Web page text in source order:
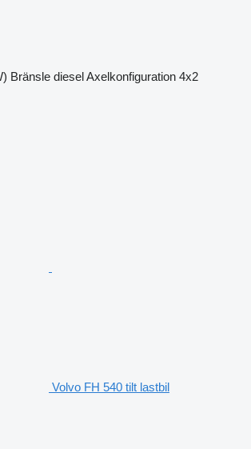
Bränsle dieselAxelkonfiguration 4x2
Volvo FH 540 tilt lastbil